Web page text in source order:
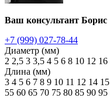
Ваш консультант Борис
+7 (999) 027-78-44
Диаметр (мм)
2 2,5 3 3,5 4 5 6 8 10 12 16
Длина (мм)
3 4 5 6 7 8 9 10 11 12 14 15
55 60 65 70 75 80 85 90 95